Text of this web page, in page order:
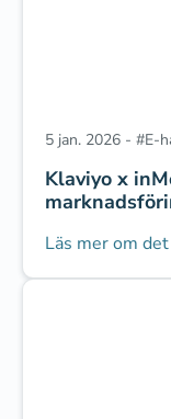
5 jan. 2026 - #E-
Klaviyo x
Läs mer om det